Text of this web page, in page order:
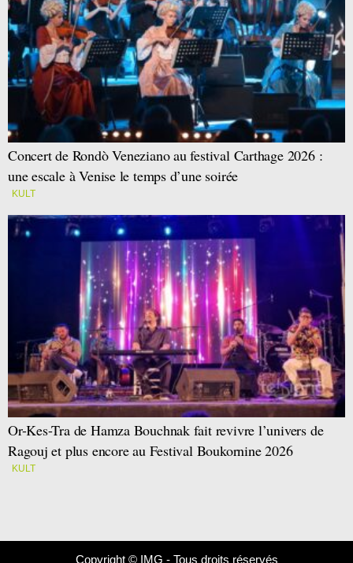
Concert de Rondò Veneziano au festival Carthage 2026 :
une escale à Venise le temps d’une soirée
KULT
Or-Kes-Tra de Hamza Bouchnak fait revivre l’univers de
Ragouj et plus encore au Festival Boukornine 2026
KULT
Copyright © IMG - Tous droits réservés